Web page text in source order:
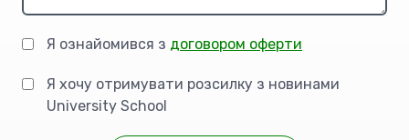
Я ознайомився з договором оферти
Я хочу отримувати розсилку з новинами
University School